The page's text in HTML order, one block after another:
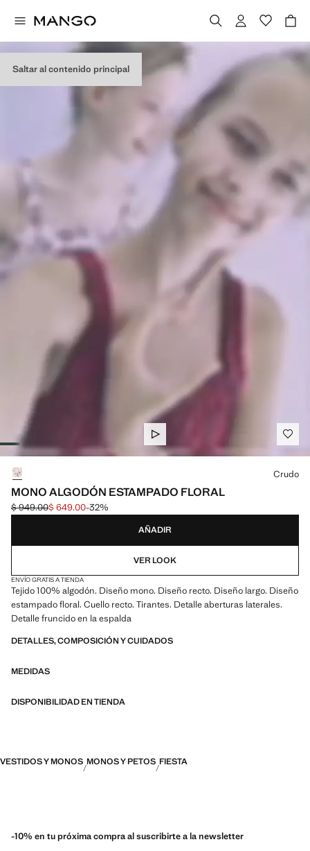
Saltar al contenido principal
MONO ALGODÓN ESTAMPADO FLORAL
Precio inicial tachado [$ 949.00 ]
$ 949.00
Precio actual [$ 649.00 ]
$ 649.00-32%
Selecciona un color
Crudo
AÑADIR
VER LOOK
ENVÍO GRATIS A TIENDA
Tejido 100% algodón. Diseño mono. Diseño recto. Diseño largo. Diseño
estampado floral. Cuello recto. Tirantes. Detalle aberturas laterales.
Detalle fruncido en la espalda
DETALLES, COMPOSICIÓN Y CUIDADOS
MEDIDAS
DISPONIBILIDAD EN TIENDA
VESTIDOS Y MONOS MONOS Y PETOS FIESTA
-10% en tu próxima compra al suscribirte a la newsletter